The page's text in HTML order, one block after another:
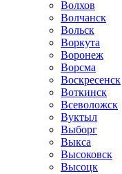
Волхов
Волчанск
Вольск
Воркута
Воронеж
Ворсма
Воскресенск
Воткинск
Всеволожск
Вуктыл
Выборг
Выкса
Высоковск
Высоцк